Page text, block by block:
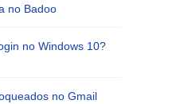
no Badoo
no Windows 10?
no Gmail